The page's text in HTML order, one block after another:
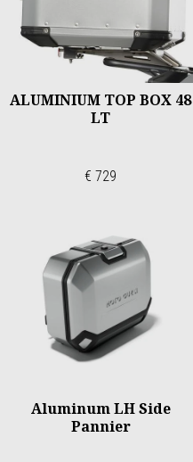
ALUMINIUM TOP BOX 48
LT
€ 729
Aluminum LH Side
Pannier